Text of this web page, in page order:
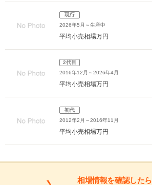
現行
2026年5月～生産中
平均小売相場万円
2代目
2016年12月～2026年4月
平均小売相場万円
初代
2012年2月～2016年11月
平均小売相場万円
相場情報を確認したら